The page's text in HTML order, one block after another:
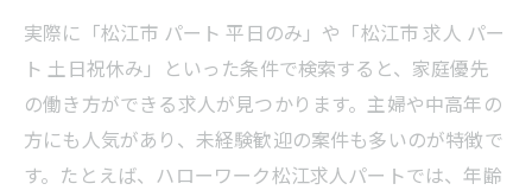
実際に「松江市 パート 平日のみ」や「松江市 求人 パー
ト 土日祝休み」といった条件で検索すると、家庭優先
の働き方ができる求人が見つかります。主婦や中高年の
方にも人気があり、未経験歓迎の案件も多いのが特徴で
す。たとえば、ハローワーク松江求人パートでは、年齢